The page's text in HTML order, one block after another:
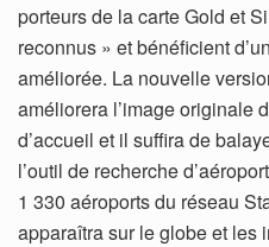
porteurs de la carte Gold et
reconnus » et bénéficient
améliorée. La nouvelle
améliorera l’image originale
d’accueil et il suffira de
l’outil de recherche
1 330 aéroports du réseau
apparaîtra sur le globe et les